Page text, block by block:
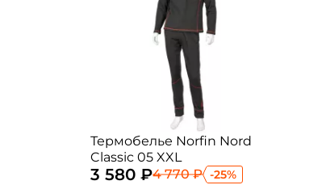
Термобелье Norfin Nord
Classic 05 XXL
3 580 ₽4 770 ₽ -25%